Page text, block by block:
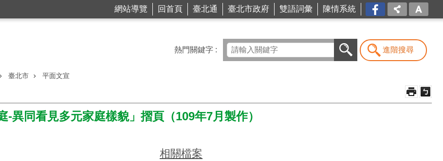
網站導覽 回首頁 臺北通 臺北市政府 雙語詞彙 陳情系統
台北
市商
我是
商Ya
人
熱門關鍵字 進階搜尋
臺北市 平面文宣
-異同看見多元家庭樣貌」摺頁（109年7月製作）
相關檔案